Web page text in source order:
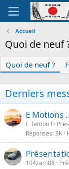
Accueil
Quoi de neuf
Quoi de neuf ?
Derniers
E Motions
E Tempo !
Réponses 3K
104zam88